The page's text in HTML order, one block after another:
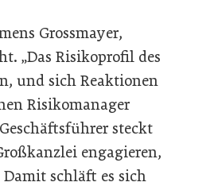
Grossmayer,
„Das Risikoprofil des
und sich Reaktionen
Risikomanager
steckt
engagieren,
schläft es sich